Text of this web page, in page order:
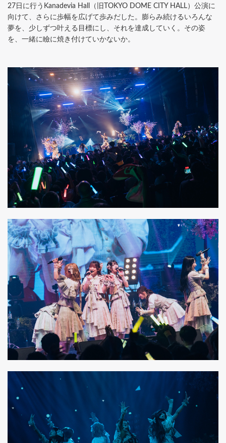
27日に行うKanadevia Hall（旧TOKYO DOME CITY HALL）公演に
向けて、さらに歩幅を広げて歩みだした。膨らみ続けるいろんな
夢を、少しずつ叶える目標にし、それを達成していく。その姿
を、一緒に瞼に焼き付けていかないか。